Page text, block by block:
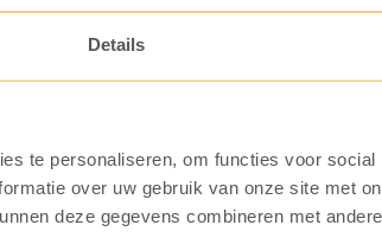
Details
te personaliseren, om functies voor
over uw gebruik van onze site met
deze gegevens combineren met